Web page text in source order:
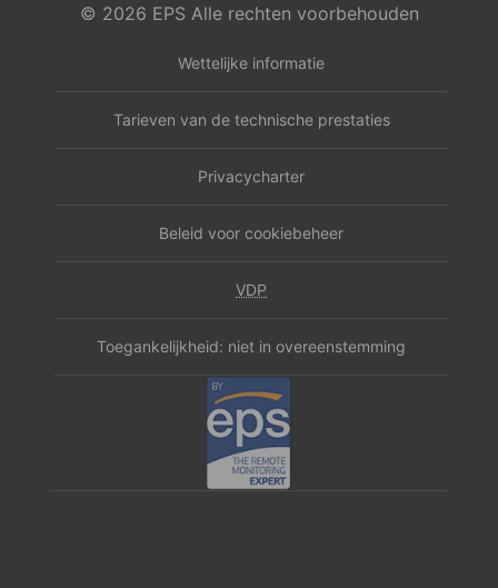
© 2026 EPS Alle rechten voorbehouden
Wettelijke informatie
Tarieven van de technische prestaties
Privacycharter
Beleid voor cookiebeheer
VDP
Toegankelijkheid: niet in overeenstemming